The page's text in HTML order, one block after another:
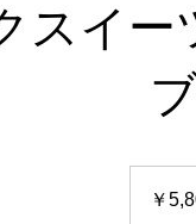
スイー
￥